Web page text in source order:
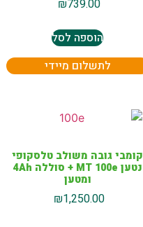
₪739.00
הוספה לסל
לתשלום מיידי
קומבי גובה משולב טלסקופי
נטען MT 100e + סוללה 4Ah
ומטען
₪1,250.00